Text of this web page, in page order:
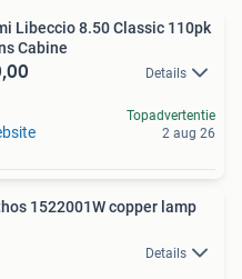
Libeccio 8.50 Classic 110pk
Cabine
Details
Topadvertentie
2 aug 26
1522001W copper lamp
Details